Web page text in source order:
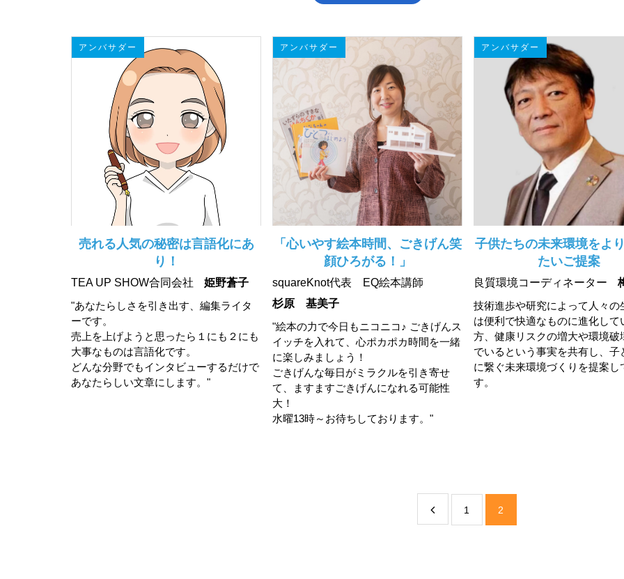
アンバサダー
売れる人気の秘密は言語化にあ
り！
TEA UP SHOW合同会社
姫野蒼子
"あなたらしさを引き出す、編集ライタ
ーです。
売上を上げようと思ったら１にも２にも
大事なものは言語化です。
どんな分野でもインタビューするだけで
あなたらしい文章にします。"
アンバサダー
「心いやす絵本時間、ごきげん笑
顔ひろがる！」
squareKnot代表 EQ絵本講師
杉原 基美子
"絵本の力で今日もニコニコ♪ ごきげんス
イッチを入れて、心ポカポカ時間を一緒
に楽しみましょう！
ごきげんな毎日がミラクルを引き寄せ
て、ますますごきげんになれる可能性
大！
水曜13時～お待ちしております。"
アンバサダー
子供たちの未来環境をよ
たいご提案
良質環境コーディネーター
技術進歩や研究によって人々の
は便利で快適なものに進化して
方、健康リスクの増大や環境破
でいるという事実を共有し、子
に繋ぐ未来環境づくりを提案し
す。
1 2